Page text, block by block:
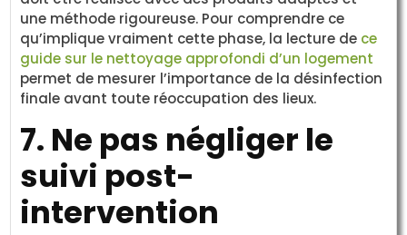
une méthode rigoureuse. Pour comprendre ce
qu’implique vraiment cette phase, la lecture de ce
guide sur le nettoyage approfondi d’un logement
permet de mesurer l’importance de la désinfection
finale avant toute réoccupation des lieux.
7. Ne pas négliger le
suivi post-
intervention